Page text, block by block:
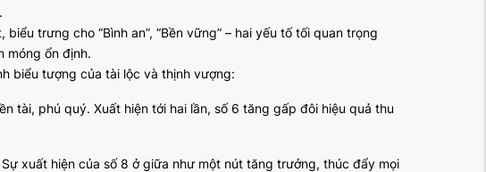
trưng cho “Bình an”, “Bền vững” – hai yếu tố tối quan trọng
móng ổn định.
biểu tượng của tài lộc và thịnh vượng:
tài, phú quý. Xuất hiện tới hai lần, số 6 tăng gấp đôi hiệu quả thu
xuất hiện của số 8 ở giữa như một nút tăng trưởng, thúc đẩy mọi